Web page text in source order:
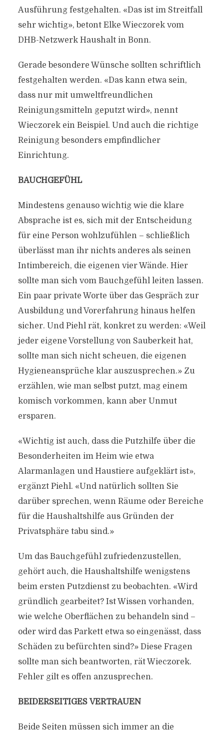
Ausführung festgehalten. «Das ist im Streitfall
sehr wichtig», betont Elke Wieczorek vom
DHB-Netzwerk Haushalt in Bonn.
Gerade besondere Wünsche sollten schriftlich
festgehalten werden. «Das kann etwa sein,
dass nur mit umweltfreundlichen
Reinigungsmitteln geputzt wird», nennt
Wieczorek ein Beispiel. Und auch die richtige
Reinigung besonders empfindlicher
Einrichtung.
BAUCHGEFÜHL
Mindestens genauso wichtig wie die klare
Absprache ist es, sich mit der Entscheidung
für eine Person wohlzufühlen – schließlich
überlässt man ihr nichts anderes als seinen
Intimbereich, die eigenen vier Wände. Hier
sollte man sich vom Bauchgefühl leiten lassen.
Ein paar private Worte über das Gespräch zur
Ausbildung und Vorerfahrung hinaus helfen
sicher. Und Piehl rät, konkret zu werden: «Weil
jeder eigene Vorstellung von Sauberkeit hat,
sollte man sich nicht scheuen, die eigenen
Hygieneansprüche klar auszusprechen.» Zu
erzählen, wie man selbst putzt, mag einem
komisch vorkommen, kann aber Unmut
ersparen.
«Wichtig ist auch, dass die Putzhilfe über die
Besonderheiten im Heim wie etwa
Alarmanlagen und Haustiere aufgeklärt ist»,
ergänzt Piehl. «Und natürlich sollten Sie
darüber sprechen, wenn Räume oder Bereiche
für die Haushaltshilfe aus Gründen der
Privatsphäre tabu sind.»
Um das Bauchgefühl zufriedenzustellen,
gehört auch, die Haushaltshilfe wenigstens
beim ersten Putzdienst zu beobachten. «Wird
gründlich gearbeitet? Ist Wissen vorhanden,
wie welche Oberflächen zu behandeln sind –
oder wird das Parkett etwa so eingenässt, dass
Schäden zu befürchten sind?» Diese Fragen
sollte man sich beantworten, rät Wieczorek.
Fehler gilt es offen anzusprechen.
BEIDERSEITIGES VERTRAUEN
Beide Seiten müssen sich immer an die